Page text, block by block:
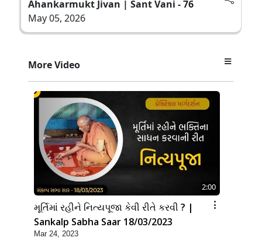
Ahankarmukt Jivan | Sant Vani - 76
May 05, 2026
More Video
2:00
મૂર્તિમાં રહીને નિત્યપૂજા કેવી રીતે કરવી ? |
Sankalp Sabha Saar 18/03/2023
Mar 24, 2023